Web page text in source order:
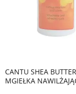
CANTU SHEA
MGIEŁKA